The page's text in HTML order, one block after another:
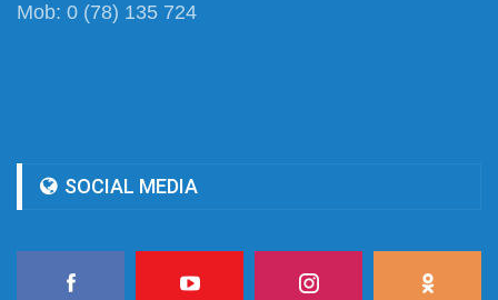
Mob: 0 (78) 135 724
SOCIAL MEDIA